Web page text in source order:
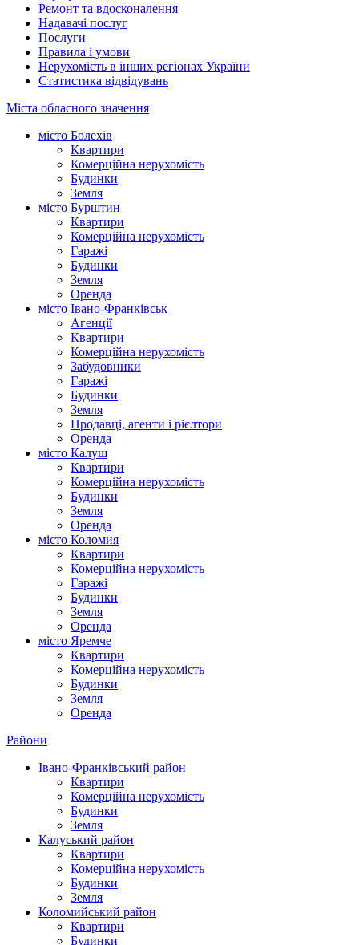
Ремонт та вдосконалення
Надавачі послуг
Послуги
Правила і умови
Нерухомість в інших регіонах України
Статистика відвідувань
Міста обласного значення
місто Болехів
Квартири
Комерційна нерухомість
Будинки
Земля
місто Бурштин
Квартири
Комерційна нерухомість
Гаражі
Будинки
Земля
Оренда
місто Івано-Франківськ
Агенції
Квартири
Комерційна нерухомість
Забудовники
Гаражі
Будинки
Земля
Продавці, агенти і рієлтори
Оренда
місто Калуш
Квартири
Комерційна нерухомість
Будинки
Земля
Оренда
місто Коломия
Квартири
Комерційна нерухомість
Гаражі
Будинки
Земля
Оренда
місто Яремче
Квартири
Комерційна нерухомість
Будинки
Земля
Оренда
Райони
Івано-Франківський район
Квартири
Комерційна нерухомість
Будинки
Земля
Калуський район
Квартири
Комерційна нерухомість
Будинки
Земля
Коломийський район
Квартири
Будинки